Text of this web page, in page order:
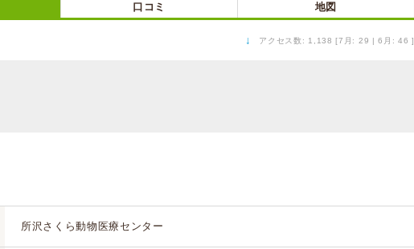
口コミ 地図
↓ アクセス数: 1,138 [7月: 29 | 6月: 46 ]
所沢さくら動物医療センター